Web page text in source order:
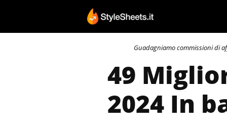
contenuto
Guadagniamo commissioni di
49
2024 In